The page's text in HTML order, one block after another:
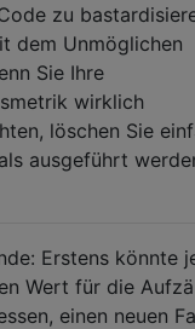
zu
dem Unmöglichen
Sie Ihre
wirklich
löschen Sie
ausgeführt
Erstens könnte
Wert für die
einen neuen